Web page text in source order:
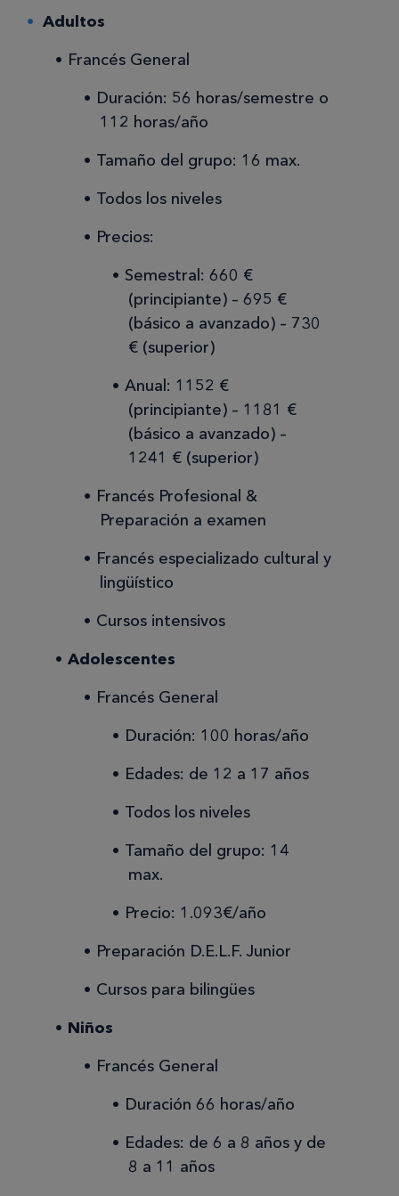
Adultos
Francés General
Duración: 56 horas/semestre o
112 horas/año
Tamaño del grupo: 16 max.
Todos los niveles
Precios:
Semestral: 660 €
(principiante) – 695 €
(básico a avanzado) – 730
€ (superior)
Anual: 1152 €
(principiante) – 1181 €
(básico a avanzado) –
1241 € (superior)
Francés Profesional &
Preparación a examen
Francés especializado cultural y
lingüístico
Cursos intensivos
Adolescentes
Francés General
Duración: 100 horas/año
Edades: de 12 a 17 años
Todos los niveles
Tamaño del grupo: 14
max.
Precio: 1.093€/año
Preparación D.E.L.F. Junior
Cursos para bilingües
Niños
Francés General
Duración 66 horas/año
Edades: de 6 a 8 años y de
8 a 11 años